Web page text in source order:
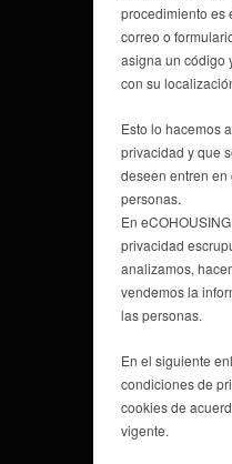
procedimiento es
correo o
asigna un código
con su
Esto lo hacemos
privacidad y que
deseen entren en
personas.
En
privacidad
analizamos,
vendemos la
las personas.
En el siguiente
condiciones de
cookies de
vigente.